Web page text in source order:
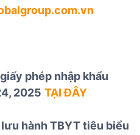
phép nhập khẩu
2025 TẠI ĐÂY
hành TBYT tiêu biểu